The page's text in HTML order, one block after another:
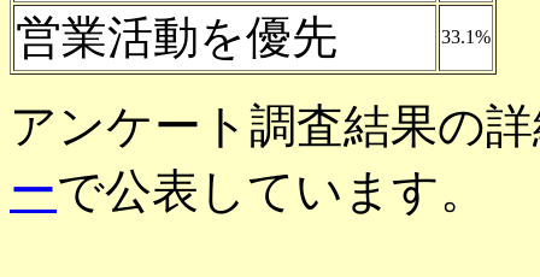
営業活動を優先 33.1%
アンケート調査結果の
ーで公表しています。